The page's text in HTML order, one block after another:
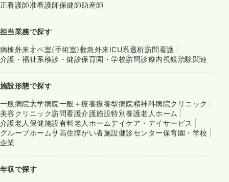
正看護師准看護師保健師助産師
担当業務で探す
病棟外来オペ室(手術室)救急外来ICU系透析訪問看護
介護・福祉系検診・健診保育園・学校訪問診療内視鏡治験関連
施設形態で探す
一般病院大学病院一般＋療養療養型病院精神科病院クリニック
美容クリニック訪問看護介護施設特別養護老人ホーム
介護老人保健施設有料老人ホームデイケア・デイサービス
グループホームサ高住障がい者施設健診センター保育園・学校
企業
年収で探す